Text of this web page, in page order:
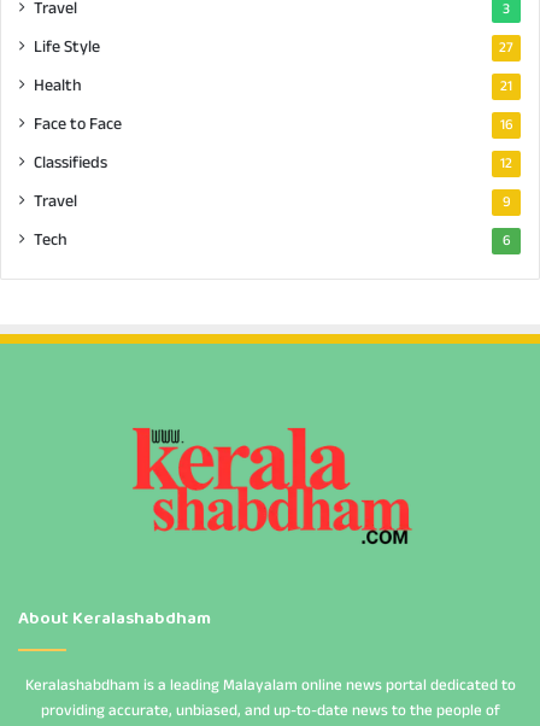
Travel 3
Life Style 27
Health 21
Face to Face 16
Classifieds 12
Travel 9
Tech 6
About Keralashabdham
Keralashabdham is a leading Malayalam online news portal dedicated to
providing accurate, unbiased, and up-to-date news to the people of